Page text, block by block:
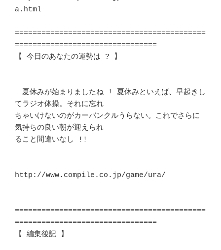
a.html
===========================================
================================
【 今日のあなたの運勢は ? 】
夏休みが始まりましたね ! 夏休みといえば、早起きし
てラジオ体操。それに忘れ
ちゃいけないのがカーバンクルうらない。これでさらに
気持ちの良い朝が迎えられ
ること間違いなし !!
http://www.compile.co.jp/game/ura/
===========================================
================================
【 編集後記 】